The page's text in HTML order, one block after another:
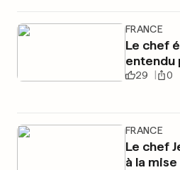
FRANCE
Le chef
entendu
29 0
FRANCE
Le chef
à la